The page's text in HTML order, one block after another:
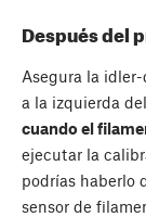
Después del
Asegura la
a la izquierda
cuando el
ejecutar la
podrías haberlo
sensor de